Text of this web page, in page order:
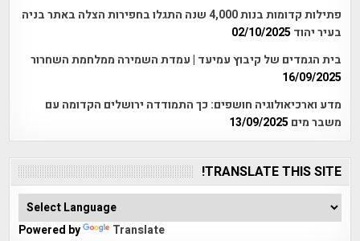
פתילות קדומות בנות 4,000 שנה התגלו בחפירות הצלה באתר בניה
בעיר יהוד 02/10/2025
בית הגמדים של קיבוץ עמיעד | עמדת השמירה ממלחמת השחרור
16/09/2025
מדע וארכיאולוגיה חושפים: כך התמודדה ירושלים הקדומה עם
משבר מים 13/09/2025
TRANSLATE THIS SITE!
Powered by Translate